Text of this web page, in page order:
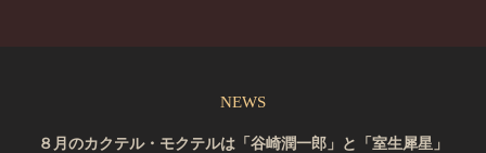
NEWS
８月のカクテル・モクテルは「谷崎潤一郎」と「室生犀星」